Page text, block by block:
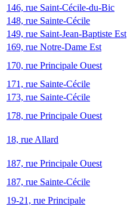
146, rue Saint-Cécile-du-Bic
148, rue Sainte-Cécile
149, rue Saint-Jean-Baptiste Est
169, rue Notre-Dame Est
170, rue Principale Ouest
171, rue Sainte-Cécile
173, rue Sainte-Cécile
178, rue Principale Ouest
18, rue Allard
187, rue Principale Ouest
187, rue Sainte-Cécile
19-21, rue Principale